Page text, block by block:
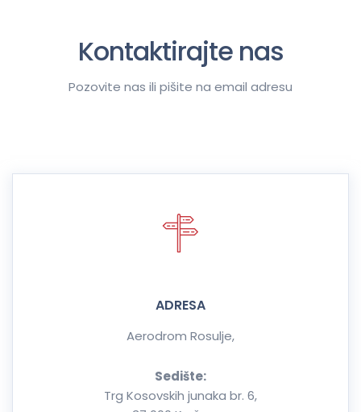
Kontaktirajte nas
Pozovite nas ili pišite na email adresu
ADRESA
Aerodrom Rosulje,
Sedište:
Trg Kosovskih junaka br. 6,